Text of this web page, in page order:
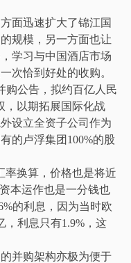
迅速扩大了锦江国
规模，另一方面也让
学习与中国酒店市场
次恰到好处的收购。
公告，拟约百亿人民
，以期拓展国际化战
设立全资子公司作为
的卢浮集团100%的股
换算，价格也是将近
本运作也是一分钱也
的利息，因为当时欧
，利息只有1.9%，这
并购架构亦极为便于